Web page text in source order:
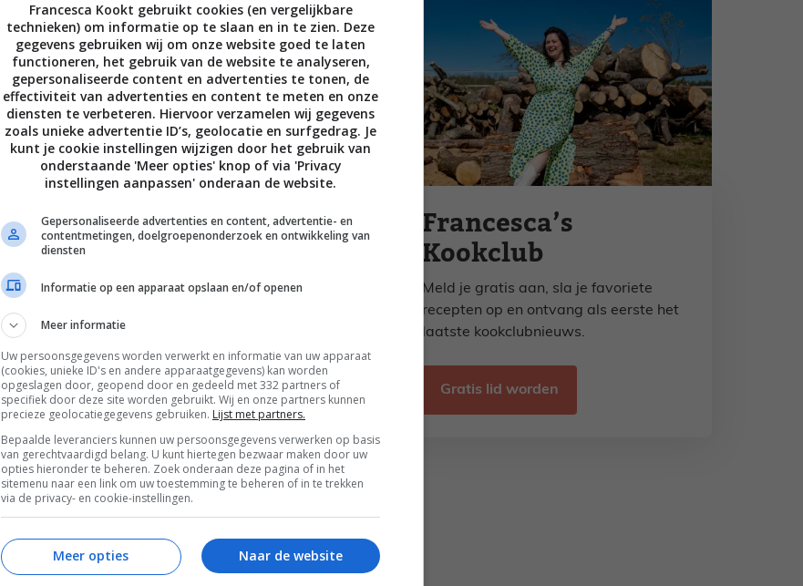
Francesca’s
Kookclub
Meld je gratis aan, sla je favoriete
recepten op en ontvang als eerste het
laatste kookclubnieuws.
Gratis lid worden
Francesca Kookt gebruikt cookies (en vergelijkbare
technieken) om informatie op te slaan en in te zien. Deze
gegevens gebruiken wij om onze website goed te laten
functioneren, het gebruik van de website te analyseren,
gepersonaliseerde content en advertenties te tonen, de
effectiviteit van advertenties en content te meten en onze
diensten te verbeteren. Hiervoor verzamelen wij gegevens
zoals unieke advertentie ID’s, geolocatie en surfgedrag. Je
kunt je cookie instellingen wijzigen door het gebruik van
onderstaande 'Meer opties' knop of via 'Privacy
instellingen aanpassen' onderaan de website.
Gepersonaliseerde advertenties en content, advertentie- en
contentmetingen, doelgroepenonderzoek en ontwikkeling van
diensten
Informatie op een apparaat opslaan en/of openen
Meer informatie
Uw persoonsgegevens worden verwerkt en informatie van uw apparaat
(cookies, unieke ID's en andere apparaatgegevens) kan worden
opgeslagen door, geopend door en gedeeld met 332 partners of
specifiek door deze site worden gebruikt. Wij en onze partners kunnen
precieze geolocatiegegevens gebruiken. Lijst met partners.
Bepaalde leveranciers kunnen uw persoonsgegevens verwerken op basis
van gerechtvaardigd belang. U kunt hiertegen bezwaar maken door uw
opties hieronder te beheren. Zoek onderaan deze pagina of in het
sitemenu naar een link om uw toestemming te beheren of in te trekken
via de privacy- en cookie-instellingen.
Naar de website
Meer opties